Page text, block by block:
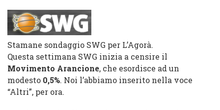
Stamane sondaggio SWG per L’Agorà.
Questa settimana SWG inizia a censire il
Movimento Arancione, che esordisce ad un
modesto 0,5%. Noi l’abbiamo inserito nella voce
“Altri”, per ora.